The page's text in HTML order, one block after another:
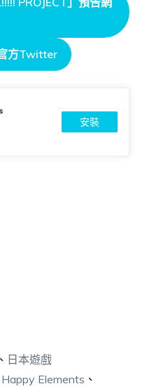
方Twitter
安裝
日本遊戲
Happy Elements 、